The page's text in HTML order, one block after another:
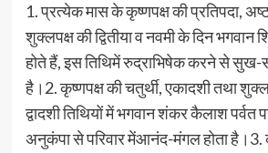
1. प्रत्येक मास के कृष्णपक्ष की प्रतिपदा,
शुक्लपक्ष की द्वितीया व नवमी के दिन भगवान
होते हैं, इस तिथिमें रुद्राभिषेक करने से सुख-
है।2. कृष्णपक्ष की चतुर्थी, एकादशी तथा
द्वादशी तिथियों में भगवान शंकर कैलाश पर्वत
अनुकंपा से परिवार मेंआनंद-मंगल होता है।3.